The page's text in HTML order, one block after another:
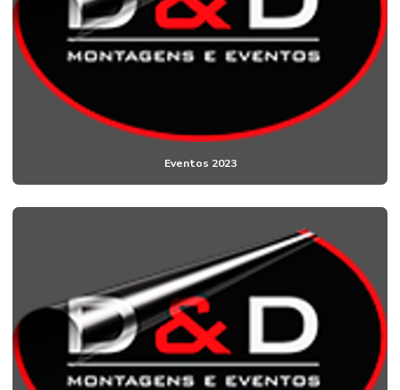
Eventos 2023